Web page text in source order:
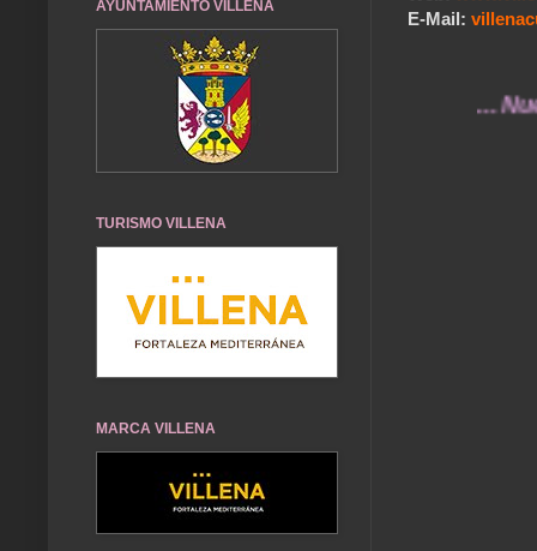
E-Mail:
... Nuestros
AYUNTAMIENTO VILLENA
TURISMO VILLENA
MARCA VILLENA